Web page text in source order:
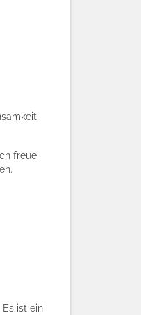
freue
ist ein